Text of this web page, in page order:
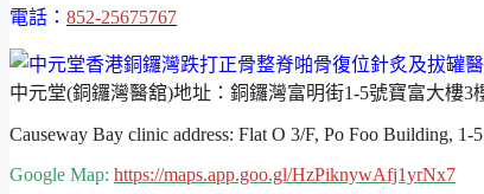
電話： 852-25675767
中元堂(銅鑼灣醫舘)地址：銅鑼灣富明街1-5號寶富大樓3
Causeway Bay clinic address: Flat O 3/F, Po Foo Building, 1-
Google Map: https://maps.app.goo.gl/HzPiknywAfj1yrNx7